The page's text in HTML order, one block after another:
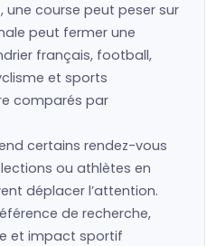
course peut peser sur
peut fermer une
français, football,
et sports
comparés par
certains rendez-vous
ou athlètes en
déplacer l’attention.
de recherche,
et impact sportif